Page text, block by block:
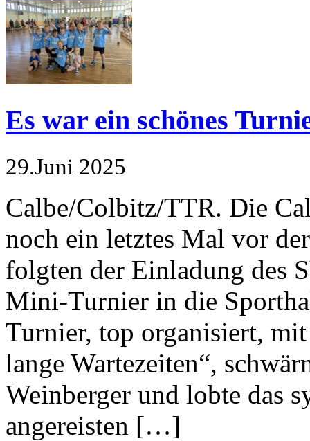
Es war ein schönes
29.Juni 2025
Calbe/Colbitz/TTR. Die
noch ein letztes Mal vor
folgten der Einladung des
Mini-Turnier in die
Turnier, top organisiert,
lange Wartezeiten“,
Weinberger und lobte das
angereisten […]